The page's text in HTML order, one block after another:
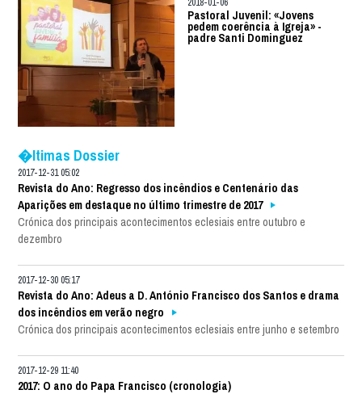
Pastoral Juvenil: «Jovens
pedem coerência à Igreja» -
padre Santi Dominguez
�ltimas Dossier
2017-12-31 05:02
Revista do Ano: Regresso dos incêndios e Centenário das
Aparições em destaque no último trimestre de 2017
Crónica dos principais acontecimentos eclesiais entre outubro e
dezembro
2017-12-30 05:17
Revista do Ano: Adeus a D. António Francisco dos Santos e drama
dos incêndios em verão negro
Crónica dos principais acontecimentos eclesiais entre junho e setembro
2017-12-29 11:40
2017: O ano do Papa Francisco (cronologia)